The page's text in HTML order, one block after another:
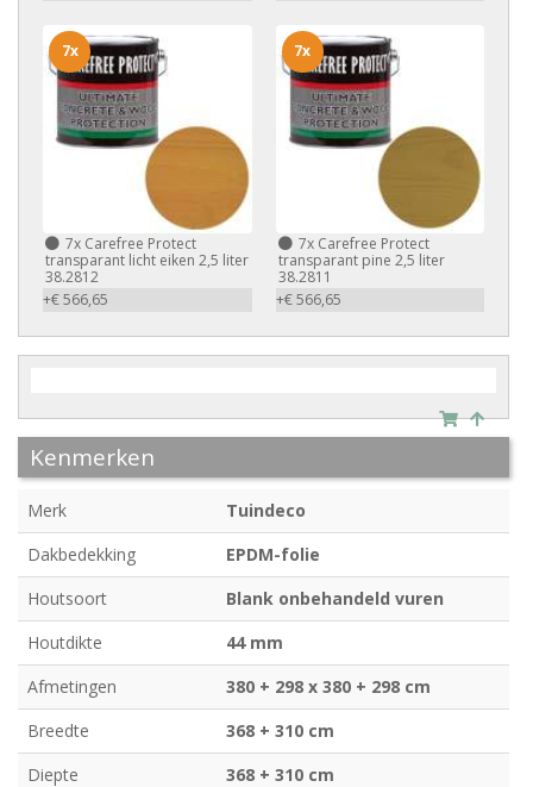
7x Carefree Protect
transparant licht eiken 2,5 liter
38.2812
+€ 566,65
7x
7xCarefree Protect
transparant pine 2,5 liter
38.2811
+€ 566,65
7x
Kenmerken
Merk
Tuindeco
Dakbedekking
EPDM-folie
Houtsoort
Blank onbehandeld vuren
Houtdikte
44 mm
Afmetingen
380 + 298 x 380 + 298 cm
Breedte
368 + 310 cm
Diepte
368 + 310 cm